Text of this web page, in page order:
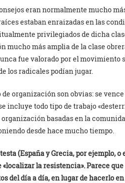
eran normalmente mucho
estaban enraizadas en las
privilegiados de dicha
mucho más amplia de la clase
fue valorado por el movimiento
los radicales podían jugar.
organización son obvias: se
incluye todo tipo de trabajo
basadas en la
desde hace mucho tiempo.
(España y Grecia, por ejemplo, o
«localizar la resistencia». Parece
del día a día, en lugar de hacerlo